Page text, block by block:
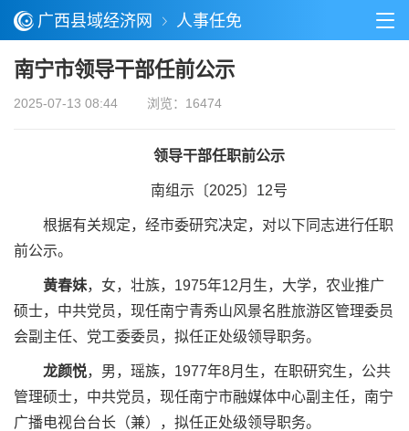
广西县域经济网 人事任免
南宁市领导干部任前公示
2025-07-13 08:44 浏览：16474
领导干部任职前公示
南组示〔2025〕12号
根据有关规定，经市委研究决定，对以下同志进行任职
前公示。
黄春妹，女，壮族，1975年12月生，大学，农业推广
硕士，中共党员，现任南宁青秀山风景名胜旅游区管理委员
会副主任、党工委委员，拟任正处级领导职务。
龙颜悦，男，瑶族，1977年8月生，在职研究生，公共
管理硕士，中共党员，现任南宁市融媒体中心副主任，南宁
广播电视台台长（兼），拟任正处级领导职务。